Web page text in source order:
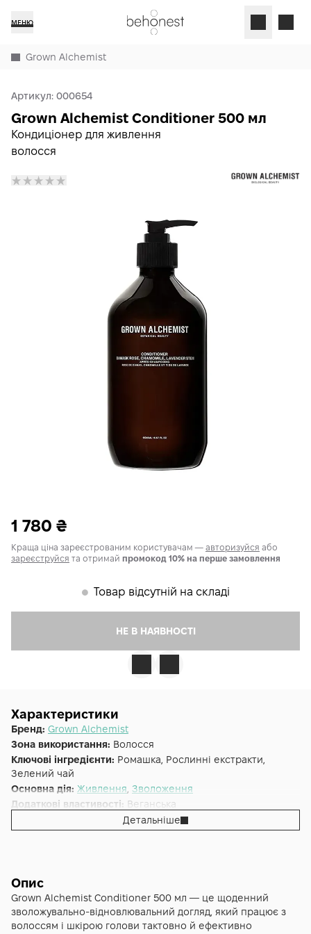
МЕНЮ
Grown Alchemist
Артикул: 000654
Кондиціонер для живлення
волосся
Grown Alchemist Conditioner 500 мл
1 780 ₴
Краща ціна зареєстрованим користувачам — авторизуйся або
зареєструйся та отримай промокод 10% на перше замовлення
𒊹 Товар відсутній на складі
НЕ В НАЯВНОСТІ
Характеристики
Бренд: Grown Alchemist
Зона використання: Волосся
Ключові інгредієнти: Ромашка, Рослинні екстракти,
Зелений чай
Основна дія: Живлення Зволоження
Додаткові властивості: Веганська
Кондиціонер
Conditioner: Damsk Rose, Black Pepper, Sage
Тип волосся:
Пошкоджене, Сухе, Усі типи волосся
Детальніше
Опис
Grown Alchemist Conditioner 500 мл — це щоденний
зволожувально‑відновлювальний догляд, який працює з
волоссям і шкірою голови тактовно й ефективно